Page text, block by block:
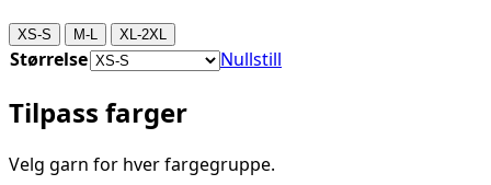
XS-S M-L XL-2XL
Størrelse Nullstill
Tilpass farger
Velg garn for hver fargegruppe.